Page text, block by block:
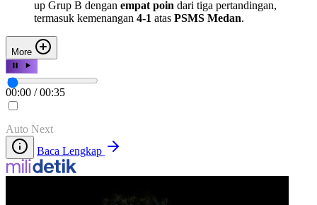
up Grup B dengan empat poin dari tiga pertandingan,
termasuk kemenangan 4-1 atas PSMS Medan.
More
00:00 /00:35
Auto Next
Baca Lengkap